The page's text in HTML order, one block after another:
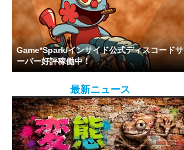
Game*Spark/インサイド公式ディスコードサ
ーバー好評稼働中！
最新ニュース